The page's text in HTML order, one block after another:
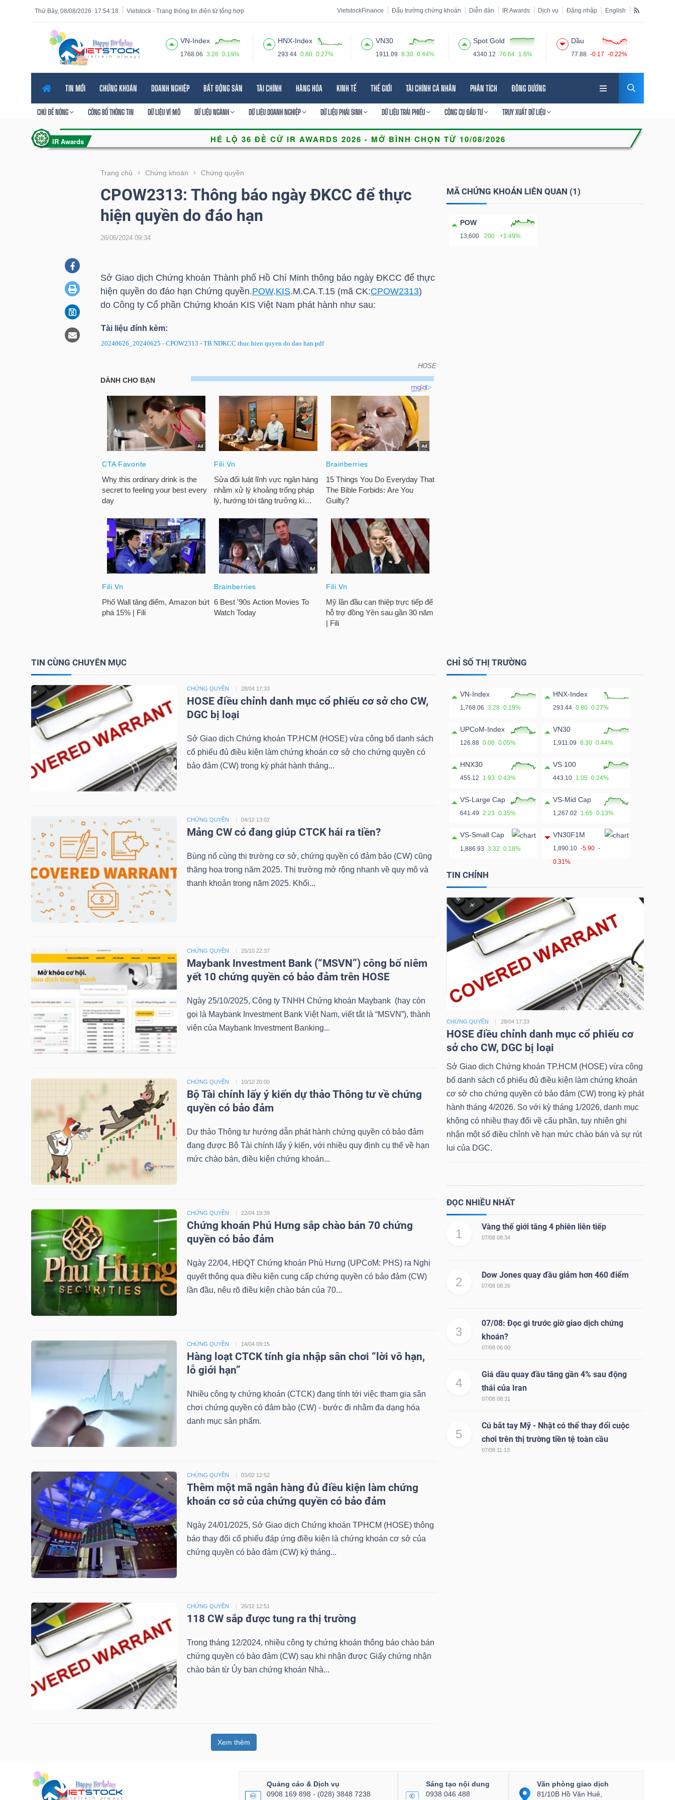
17:54:19
Thứ Bảy, 08/08/2026 Vietstock - Trang thông tin điện tử tổng hợp VietstockFinance Đấu trường chứng khoán Diễn đàn IR Awards Dịch vụ Đăng nhập English
VN-Index
1768.06 3.28 0.19%
HNX-Index
293.44 0.80 0.27%
VN30
1911.09 8.30 0.44%
Spot Gold
4340.12 76.64 1.8%
Dầu
77.88 -0.17 -0.22%
TIN MỚI CHỨNG KHOÁN DOANH NGHIỆP BẤT ĐỘNG SẢN TÀI CHÍNH HÀNG HÓA KINH TẾ THẾ GIỚI TÀI CHÍNH CÁ NHÂN PHÂN TÍCH ĐÔNG DƯƠNG
CHỦ ĐỀ NÓNG CÔNG BỐ THÔNG TIN DỮ LIỆU VĨ MÔ DỮ LIỆU NGÀNH DỮ LIỆU DOANH NGHIỆP DỮ LIỆU PHÁI SINH DỮ LIỆU TRÁI PHIẾU CÔNG CỤ ĐẦU TƯ TRUY XUẤT DỮ LIỆU
Trang chủ Chứng khoán Chứng quyền
CPOW2313: Thông báo ngày ĐKCC để thực
hiện quyền do đáo hạn
26/06/2024 09:34
Sở Giao dịch Chứng khoán Thành phố Hồ Chí Minh thông báo ngày ĐKCC để thực
hiện quyền do đáo hạn Chứng quyền.POW.KIS.M.CA.T.15 (mã CK:CPOW2313)
do Công ty Cổ phần Chứng khoán KISViệt Nam phát hành như sau:
Tài liệu đính kèm:
20240626_20240625 - CPOW2313 - TB NDKCC thuc hien quyen do dao han.pdf
HOSE
CPOW2313: Thông báo ngày ĐKCC để thực hiện quyền do đáo hạn
MÃ CHỨNG KHOÁN LIÊN QUAN (1)
POW
13,600 200 +1.49%
TIN CÙNG CHUYÊN MỤC
CHỨNG QUYỀN 28/04 17:33
HOSE điều chỉnh danh mục cổ phiếu cơ sở cho CW,
DGC bị loại
Sở Giao dịch Chứng khoán TP.HCM (HOSE) vừa công bố danh sách
cổ phiếu đủ điều kiện làm chứng khoán cơ sở cho chứng quyền có
bảo đảm (CW) trong kỳ phát hành tháng...
CHỨNG QUYỀN 04/12 13:02
Mảng CW có đang giúp CTCK hái ra tiền?
Bùng nổ cùng thị trường cơ sở, chứng quyền có đảm bảo (CW) cũng
thăng hoa trong năm 2025. Thị trường mở rộng nhanh về quy mô và
thanh khoản trong năm 2025. Khối...
CHỨNG QUYỀN 25/10 22:37
Maybank Investment Bank (“MSVN”) công bố niêm
yết 10 chứng quyền có bảo đảm trên HOSE
Ngày 25/10/2025, Công ty TNHH Chứng khoán Maybank (hay còn
gọi là Maybank Investment Bank Việt Nam, viết tắt là “MSVN”), thành
viên của Maybank Investment Banking...
CHỨNG QUYỀN 10/10 20:00
Bộ Tài chính lấy ý kiến dự thảo Thông tư về chứng
quyền có bảo đảm
Dự thảo Thông tư hướng dẫn phát hành chứng quyền có bảo đảm
đang được Bộ Tài chính lấy ý kiến, với nhiều quy định cụ thể về hạn
mức chào bán, điều kiện chứng khoán...
CHỨNG QUYỀN 22/04 19:39
Chứng khoán Phú Hưng sắp chào bán 70 chứng
quyền có bảo đảm
Ngày 22/04, HĐQT Chứng khoán Phú Hưng (UPCoM: PHS) ra Nghị
quyết thông qua điều kiện cung cấp chứng quyền có bảo đảm (CW)
lần đầu, nêu rõ điều kiện chào bán của 70...
CHỨNG QUYỀN 14/04 09:15
Hàng loạt CTCK tính gia nhập sân chơi “lời vô hạn,
lỗ giới hạn”
Nhiều công ty chứng khoán (CTCK) đang tính tới việc tham gia sân
chơi chứng quyền có đảm bảo (CW) - bước đi nhằm đa dạng hóa
danh mục sản phẩm.
CHỨNG QUYỀN 03/02 12:52
Thêm một mã ngân hàng đủ điều kiện làm chứng
khoán cơ sở của chứng quyền có bảo đảm
Ngày 24/01/2025, Sở Giao dịch Chứng khoán TPHCM (HOSE) thông
báo thay đổi cổ phiếu đáp ứng điều kiện là chứng khoán cơ sở của
chứng quyền có bảo đảm (CW) kỳ tháng...
CHỨNG QUYỀN 26/12 12:51
118 CW sắp được tung ra thị trường
Trong tháng 12/2024, nhiều công ty chứng khoán thông báo chào bán
chứng quyền có bảo đảm (CW) sau khi nhận được Giấy chứng nhận
chào bán từ Ủy ban chứng khoán Nhà...
Xem thêm
CHỈ SỐ THỊ TRƯỜNG
VN-Index
1,768.06 3.28 0.19%
HNX-Index
293.44 0.80 0.27%
UPCoM-Index
126.88 0.06 0.05%
VN30
1,911.09 8.30 0.44%
HNX30
455.12 1.93 0.43%
VS 100
443.10 1.05 0.24%
VS-Large Cap
641.49 2.23 0.35%
VS-Mid Cap
1,267.02 1.65 0.13%
VS-Small Cap
1,886.93 3.32 0.18%
VN30F1M
1,890.10 -5.90 -
0.31%
TIN CHÍNH
CHỨNG QUYỀN 28/04 17:33
HOSE điều chỉnh danh mục cổ phiếu cơ
sở cho CW, DGC bị loại
Sở Giao dịch Chứng khoán TP.HCM (HOSE) vừa công
bố danh sách cổ phiếu đủ điều kiện làm chứng khoán
cơ sở cho chứng quyền có bảo đảm (CW) trong kỳ phát
hành tháng 4/2026. So với kỳ tháng 1/2026, danh mục
không có nhiều thay đổi về cấu phần, tuy nhiên ghi
nhận một số điều chỉnh về hạn mức chào bán và sự rút
lui của DGC.
ĐỌC NHIỀU NHẤT
1
Vàng thế giới tăng 4 phiên liên tiếp
07/08 08:34
2
Dow Jones quay đầu giảm hơn 460 điểm
07/08 08:26
3
07/08: Đọc gì trước giờ giao dịch chứng
khoán?
07/08 06:00
4
Giá dầu quay đầu tăng gần 4% sau động
thái của Iran
07/08 08:31
5
Cú bắt tay Mỹ - Nhật có thể thay đổi cuộc
chơi trên thị trường tiền tệ toàn cầu
07/08 11:13
Quảng cáo & Dịch vụ
0908 169 898 - (028) 3848 7238
Sáng tạo nội dung
0938 046 488
Văn phòng giao dịch
81/10B Hồ Văn Huê,
Tính năng
năng
VIETSTOCK
CHÍNH
VIETSTOCKFINANCE
DOANH
TRUY
Ngành
SECTOR
NĂNG
LƯỢNG
LIỆU
NGHIỆP
KHÔNG